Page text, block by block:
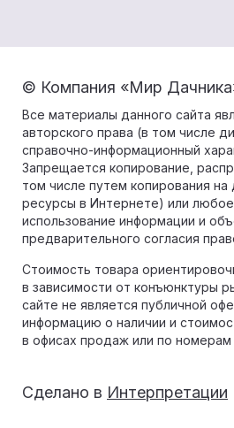
© Компания «Мир
Все материалы данного сайта
авторского права (в том числе
справочно-информационный
Запрещается копирование,
том числе путем копирования на
ресурсы в Интернете) или
использование информации и
предварительного согласия
Стоимость товара
в зависимости от конъюнктуры
сайте не является публичной
информацию о наличии и
в офисах продаж или по номерам
Сделано в Интерпретации